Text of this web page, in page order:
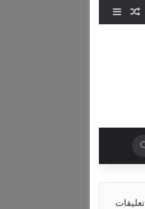
تسجيل الدخول
مقال عشوائي
عن
تعليقات